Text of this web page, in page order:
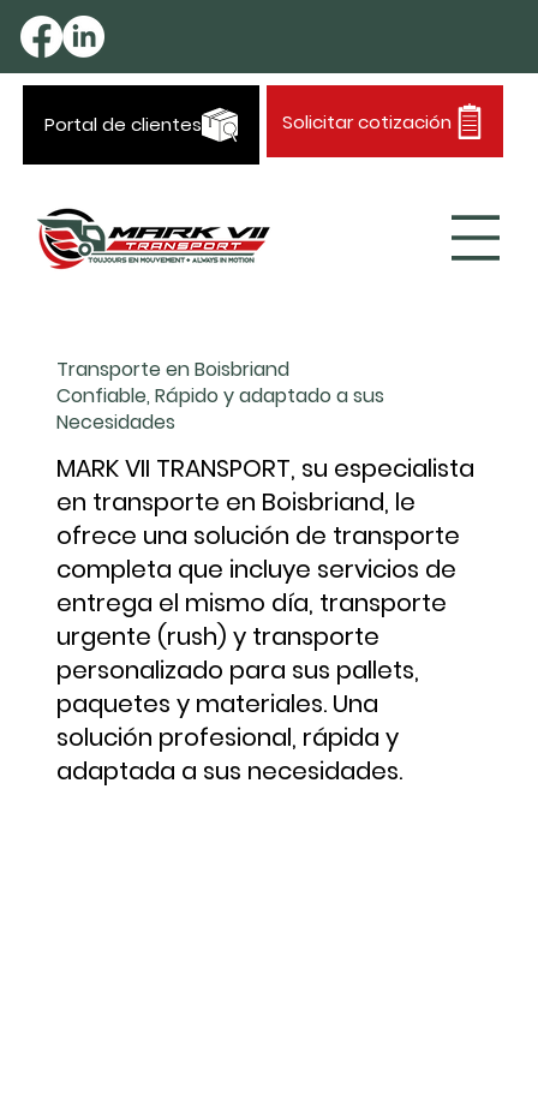
Portal de clientes Solicitar cotización
Transporte en Boisbriand
Confiable, Rápido y adaptado a sus
Necesidades
MARK VII TRANSPORT, su especialista
en transporte en Boisbriand, le
ofrece una solución de transporte
completa que incluye servicios de
entrega el mismo día, transporte
urgente (rush) y transporte
personalizado para sus pallets,
paquetes y materiales. Una
solución profesional, rápida y
adaptada a sus necesidades.